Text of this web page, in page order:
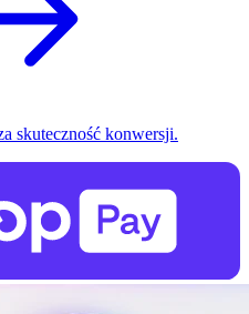
skuteczność konwersji.